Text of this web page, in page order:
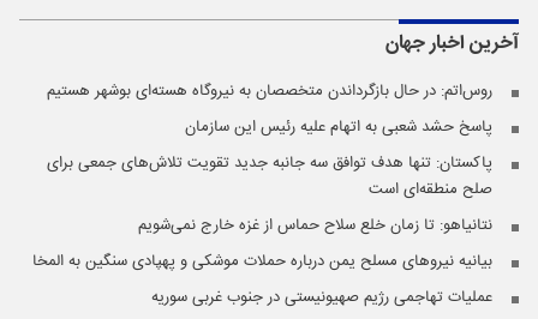
آخرین اخبارجهان
روس‌اتم: در حال بازگرداندن متخصصان به نیروگاه هسته‌ای بوشهر هستیم
پاسخ حشد شعبی به اتهام‌ علیه رئیس این سازمان
پاکستان: تنها هدف توافق سه جانبه جدید تقویت تلاش‌های جمعی برای
صلح منطقه‌ای است
نتانیاهو: تا زمان خلع سلاح حماس از غزه خارج نمی‌شویم
بیانیه نیروهای مسلح یمن درباره حملات موشکی و پهپادی سنگین به المخا
عملیات تهاجمی رژیم صهیونیستی در جنوب غربی سوریه